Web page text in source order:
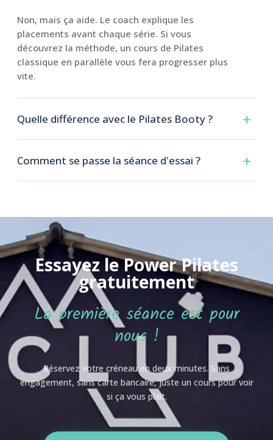
Non, mais ça aide. Le coach explique les
placements avant chaque série. Si vous
découvrez la méthode, un cours de Pilates
classique en parallèle vous fera progresser plus
vite.
Quelle différence avec le Pilates Booty ?
Comment se passe la séance d'essai ?
Essayez le Power Pilates
gratuitement
La première séance est pour
nous !
Réservez votre créneau en deux minutes. Sans
engagement, sans carte bancaire, juste un cours pour voir
si ça vous plaît.